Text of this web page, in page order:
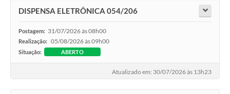
Plano Municipal de Saúde
ISS Online (Gerar Senha de Acesso / Acesso ao Sistema)
Galeria de Fotos
DISPENSA ELETRÔNICA 054/206
Postagem: 31/07/2026 às 08h00
Realização: 05/08/2026 às 09h00
Situação: ABERTO
Atualizado em: 30/07/2026 às 13h23